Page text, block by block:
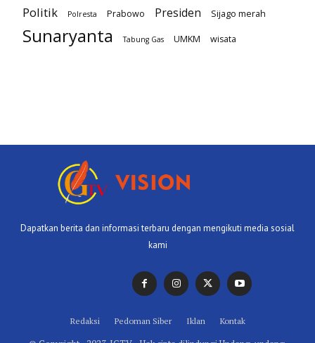
Politik
Polresta Prabowo Presiden Sijago merah
Sunaryanta Tabung Gas UMKM wisata
Dapatkan berita dan informasi terbaru dengan mengikuti media sosial
kami
Redaksi Pedoman Siber Iklan Kontak